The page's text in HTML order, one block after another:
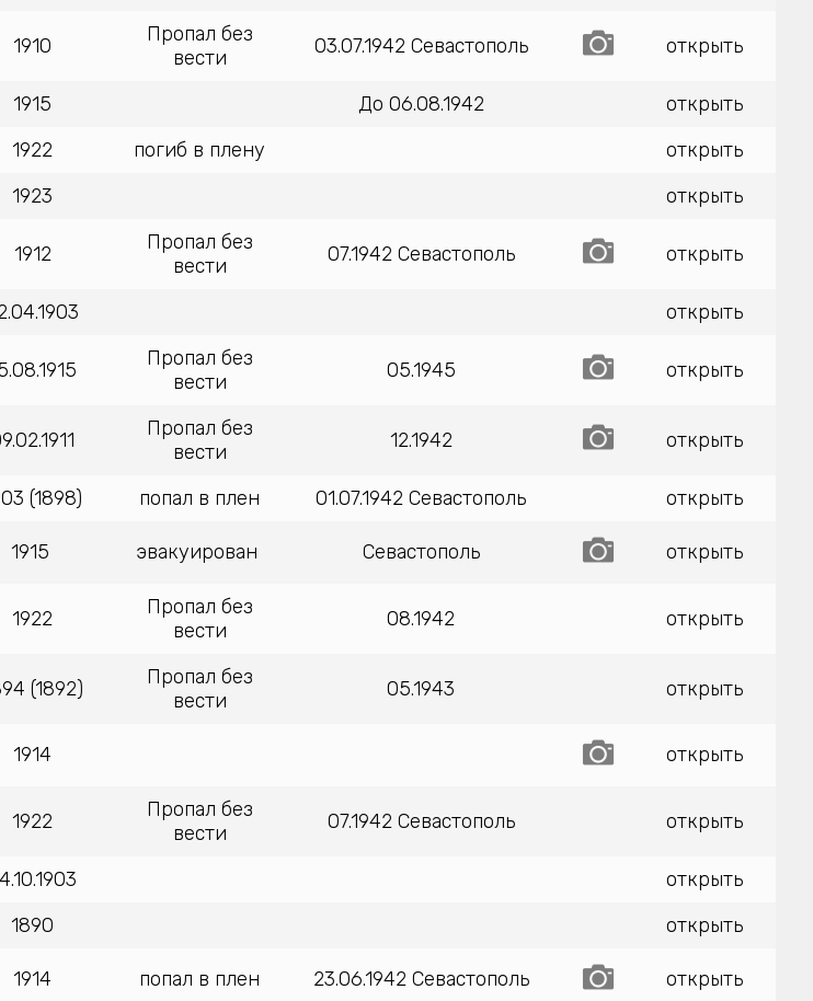
1910
Пропал без
вести
03.07.1942 Севастополь открыть
1915 До 06.08.1942
открыть
1922 погиб в плену
открыть
1923 открыть
1912
Пропал без
вести
07.1942 Севастополь открыть
открыть
Пропал без
вести
05.1945 открыть
Пропал без
вести
12.1942 открыть
(1898) попал в плен 01.07.1942 Севастополь открыть
1915 эвакуирован Севастополь открыть
1922
Пропал без
вести
08.1942 открыть
(1892)
Пропал без
вести
05.1943 открыть
1914 открыть
1922
Пропал без
вести
07.1942 Севастополь открыть
открыть
1890 открыть
1914 попал в плен 23.06.1942 Севастополь открыть